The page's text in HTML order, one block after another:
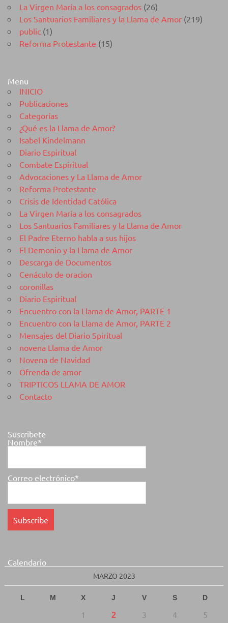
La Virgen María a los consagrados (26)
Los Santuarios Familiares y la Llama de Amor (219)
public (1)
Reforma Protestante (15)
Menu
INICIO
Publicaciones
Categorías
¿Qué es la Llama de Amor?
Isabel Kindelmann
Diario Espiritual
Combate Espiritual
Advocaciones y La Llama de Amor
Reforma Protestante
Crisis de Identidad Católica
La Virgen María a los consagrados
Los Santuarios Familiares y la Llama de Amor
El Padre Eterno habla a sus hijos
El Demonio y la Llama de Amor
Descarga de Documentos
Cenáculo de oracion
coronillas
Diario Espiritual
Encuentro con la Llama de Amor, PARTE 1
Encuentro con la Llama de Amor, PARTE 2
Mensajes del Diario Spiritual
novena Llama de Amor
Novena de Navidad
Ofrenda de amor
TRIPTICOS LLAMA DE AMOR
Contacto
Suscribete
Nombre*
Correo electrónico*
Calendario
MARZO 2023
L M X J V S D
1 2 3 4
5